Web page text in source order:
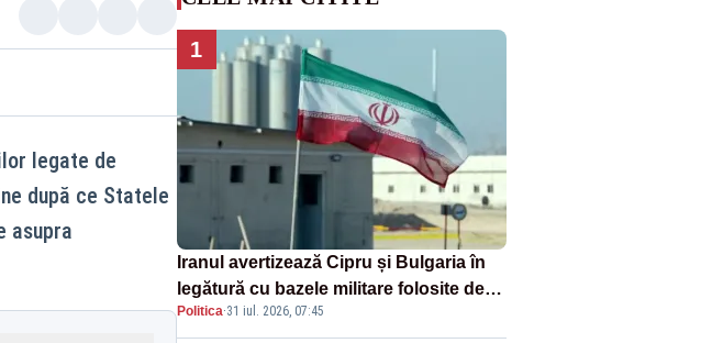
legate de
după ce Statele
asupra
1
Iranul avertizează Cipru și Bulgaria în
legătură cu bazele militare folosite de
SUA
Politica·31 iul. 2026, 07:45